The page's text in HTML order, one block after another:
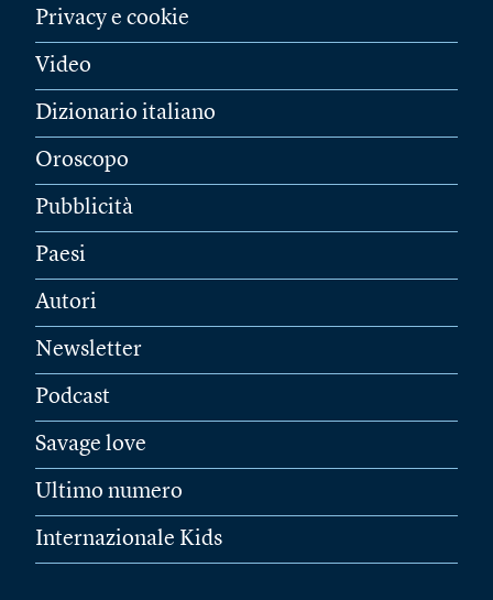
Privacy e cookie
Video
Dizionario italiano
Oroscopo
Pubblicità
Paesi
Autori
Newsletter
Podcast
Savage love
Ultimo numero
Internazionale Kids